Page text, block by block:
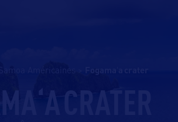
CRATER